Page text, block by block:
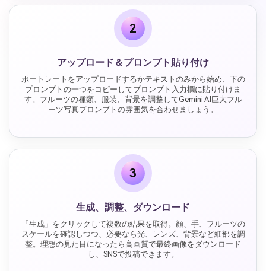
2
アップロード＆プロンプト貼り付け
ポートレートをアップロードするかテキストのみから始め、下の
プロンプトの一つをコピーしてプロンプト入力欄に貼り付けま
す。フルーツの種類、服装、背景を調整してGemini AI巨大フル
ーツ写真プロンプトの雰囲気を合わせましょう。
3
生成、調整、ダウンロード
「生成」をクリックして複数の結果を取得。顔、手、フルーツの
スケールを確認しつつ、必要なら光、レンズ、背景など細部を調
整。理想の見た目になったら高画質で最終画像をダウンロード
し、SNSで投稿できます。